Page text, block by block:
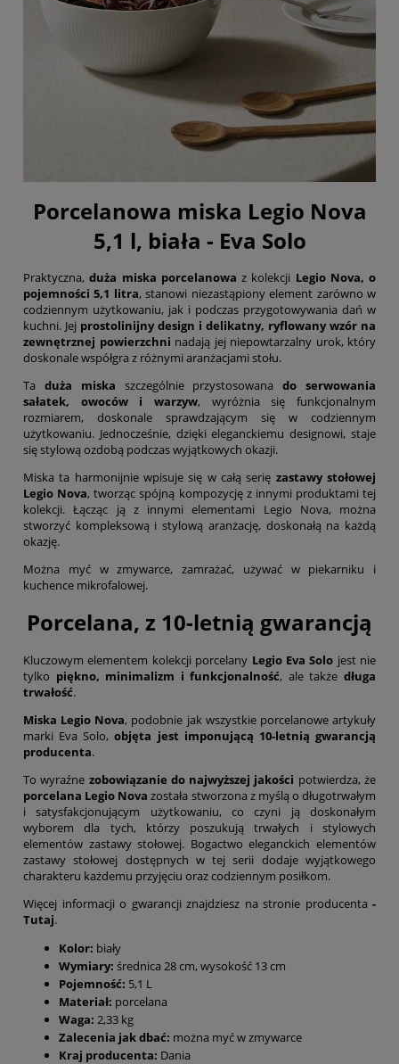
Porcelanowa miska Legio Nova
5,1 l, biała - Eva Solo
Praktyczna,duża miska porcelanowa z kolekcji Legio Nova, o
pojemności 5,1 litra, stanowi niezastąpiony element zarówno w
codziennym użytkowaniu, jak i podczas przygotowywania dań w
kuchni. Jej prostolinijny design i delikatny, ryflowany wzór na
zewnętrznej powierzchni nadają jej niepowtarzalny urok, który
doskonale współgra z różnymi aranżacjami stołu.
Ta duża miska szczególnie przystosowanado serwowania
sałatek, owoców i warzyw, wyróżnia się funkcjonalnym
rozmiarem, doskonale sprawdzającym się w codziennym
użytkowaniu. Jednocześnie, dzięki eleganckiemu designowi, staje
się stylową ozdobą podczas wyjątkowych okazji.
Miska ta harmonijnie wpisuje się w całą serię zastawy stołowej
Legio Nova, tworząc spójną kompozycję z innymi produktami tej
kolekcji. Łącząc ją z innymi elementami Legio Nova, można
stworzyć kompleksową i stylową aranżację, doskonałą na każdą
okazję.
Można myć w zmywarce, zamrażać, używać w piekarniku i
kuchence mikrofalowej.
Porcelana, z 10-letnią gwarancją
Kluczowym elementem kolekcji porcelany Legio Eva Solo jest nie
tylko piękno, minimalizm i funkcjonalność, ale takżedługa
trwałość.
Miska Legio Nova, podobnie jak wszystkie porcelanowe artykuły
marki Eva Solo,objęta jest imponującą 10-letnią gwarancją
producenta.
To wyraźne zobowiązanie do najwyższej jakości potwierdza, że
porcelana Legio Nova została stworzona z myślą o długotrwałym
i satysfakcjonującym użytkowaniu, co czyni ją doskonałym
wyborem dla tych, którzy poszukują trwałych i stylowych
elementów zastawy stołowej. Bogactwo eleganckich elementów
zastawy stołowej dostępnych w tej serii dodaje wyjątkowego
charakteru każdemu przyjęciu oraz codziennym posiłkom.
Więcej informacji o gwarancji znajdziesz na stronie producenta -
Tutaj.
Kolor: biały
Wymiary: średnica 28 cm, wysokość 13 cm
Pojemność: 5,1 L
Materiał: porcelana
Waga: 2,33 kg
Zalecenia jak dbać: można myć w zmywarce
Kraj producenta: Dania